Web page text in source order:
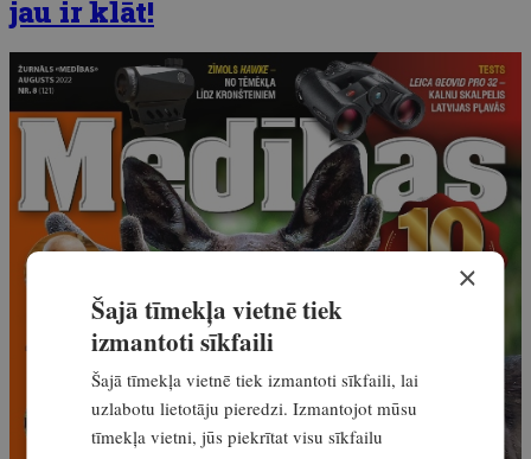
jau ir klāt!
×
Šajā tīmekļa vietnē tiek
izmantoti sīkfaili
Šajā tīmekļa vietnē tiek izmantoti sīkfaili, lai
uzlabotu lietotāju pieredzi. Izmantojot mūsu
tīmekļa vietni, jūs piekrītat visu sīkfailu